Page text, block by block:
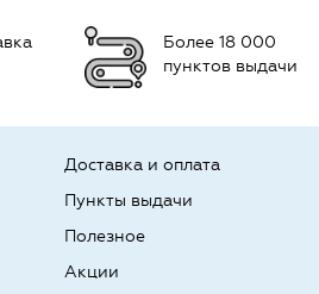
Более 18 000
пунктов выдачи
Доставка и оплата
Пункты выдачи
Полезное
Акции